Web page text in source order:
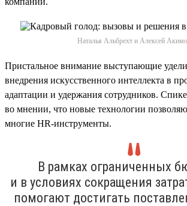
Наталья Альбрехт и Алексей
Пристальное внимание выступающие
внедрения искусственного интеллекта в
адаптации и удержания сотрудников.
во мнении, что новые технологии
многие HR-инструменты.
В рамках ограниченных
и в условиях сокращения
помогают достигать